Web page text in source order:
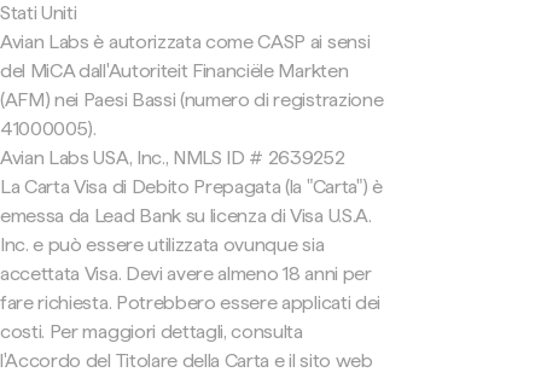
Stati Uniti
Avian Labs è autorizzata come CASP ai sensi
del MiCA dall'Autoriteit Financiële Markten
(AFM) nei Paesi Bassi (numero di registrazione
41000005).
Avian Labs USA, Inc., NMLS ID # 2639252
La Carta Visa di Debito Prepagata (la "Carta") è
emessa da Lead Bank su licenza di Visa U.S.A.
Inc. e può essere utilizzata ovunque sia
accettata Visa. Devi avere almeno 18 anni per
fare richiesta. Potrebbero essere applicati dei
costi. Per maggiori dettagli, consulta
l'Accordo del Titolare della Carta e il sito web